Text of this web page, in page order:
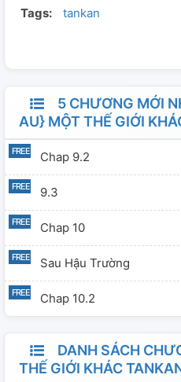
Tags: tankan
5 CHƯƠNG MỚI
AU} MỘT THẾ GIỚI
Chap 9.2
9.3
Chap 10
Sau Hậu Trường
Chap 10.2
DANH SÁCH
THẾ GIỚI KHÁC